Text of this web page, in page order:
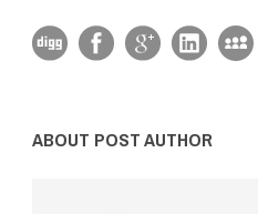
ABOUT POST AUTHOR